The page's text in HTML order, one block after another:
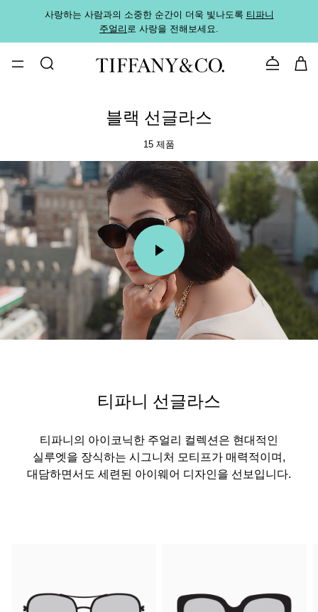
사랑하는 사람과의 소중한 순간이 더욱 빛나도록 티파니
주얼리로 사랑을 전해보세요.
문의하기
블랙 선글라스
15 제품
00:09 / 00:15
티파니 선글라스
티파니의 아이코닉한 주얼리 컬렉션은 현대적인
실루엣을 장식하는 시그니처 모티프가 매력적이며,
대담하면서도 세련된 아이웨어 디자인을 선보입니다.